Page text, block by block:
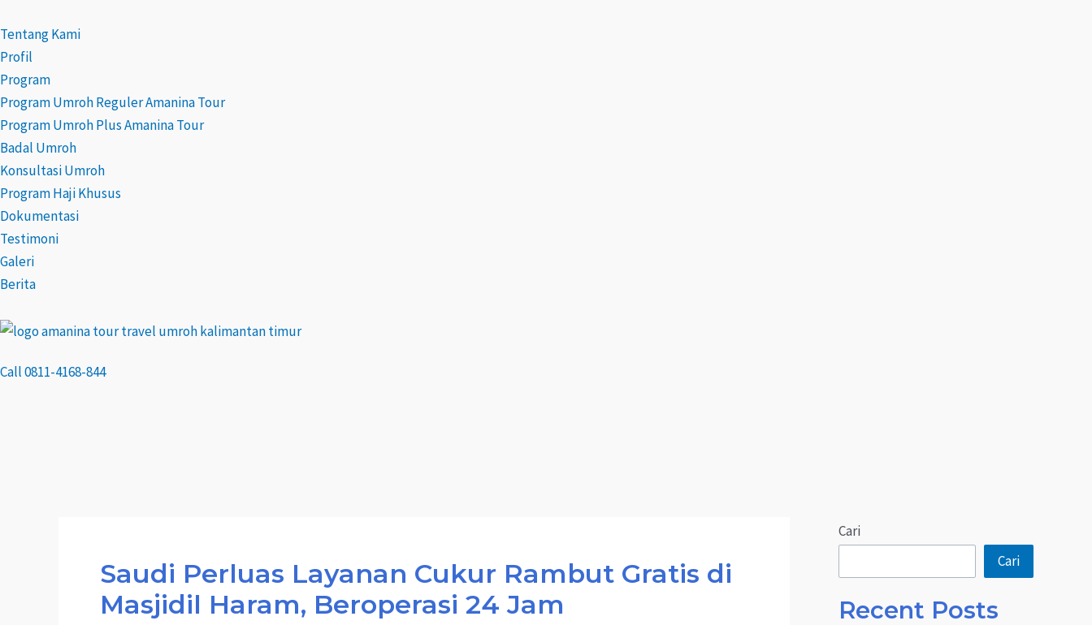
ke
konten
Tentang Kami
Profil
Program
Program Umroh Reguler Amanina Tour
Program Umroh Plus Amanina Tour
Badal Umroh
Konsultasi Umroh
Program Haji Khusus
Dokumentasi
Testimoni
Galeri
Berita
Call 0811-4168-844
Saudi Perluas Layanan Cukur Rambut Gratis di
Masjidil Haram, Beroperasi 24 Jam
navigation
Cari
Cari
Recent Posts